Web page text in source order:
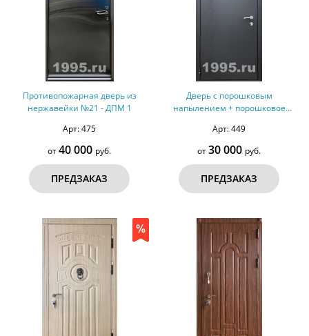
Противопожарная дверь из
нержавейки №21 - ДПМ 1
Арт: 475
от40 000 руб.
ПРЕДЗАКАЗ
Дверь с порошковым
напылением + порошковое
Арт: 449
от30 000 руб.
ПРЕДЗАКАЗ